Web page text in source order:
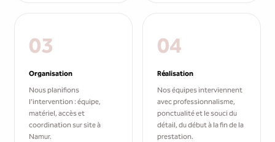
03
Organisation
Nous planifions
l'intervention : équipe,
matériel, accès et
coordination sur site à
Namur.
04
Réalisation
Nos équipes interviennent
avec professionnalisme,
ponctualité et le souci du
détail, du début à la fin de la
prestation.